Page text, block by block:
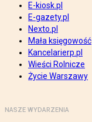
E-kiosk.pl
E-gazety.pl
Nexto.pl
Mała księgowość
Kancelarierp.pl
Wieści Rolnicze
Życie Warszawy
NASZE WYDARZENIA